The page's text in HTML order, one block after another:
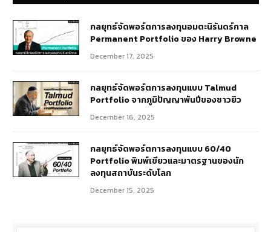
กลยุทธ์​จัดพอร์ตการลงทุนอมตะนิรันดร์กาล
Permanent Portfolio ของ Harry Browne
December 17, 2025
กลยุทธ์จัดพอร์ตการลงทุนแบบ Talmud
Portfolio จากภูมิปัญญาพันปีของชาวยิว
December 16, 2025
กลยุทธ์จัดพอร์ตการลงทุนแบบ 60/40
Portfolio พิมพ์เขียวและมาตรฐานของนัก
ลงทุนสถาบันระดับโลก
December 15, 2025